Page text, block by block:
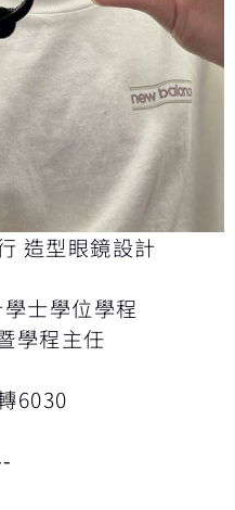
造型眼鏡設計
士學位學程
學程主任
6030